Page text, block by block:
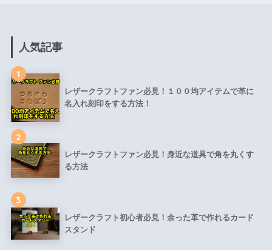
人気記事
1
レザークラフトファン必見！１００均アイテムで革に
名入れ刻印をする方法！
2
レザークラフトファン必見！身近な道具で角を丸くす
る方法
3
レザークラフト初心者必見！余った革で作れるカード
スタンド